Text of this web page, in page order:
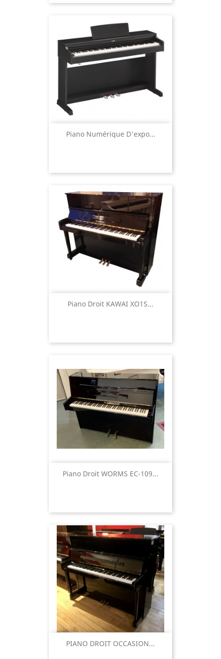
Piano Numérique D'expo...
Piano Droit KAWAI XO1S...
Piano Droit WORMS EC-109...
PIANO DROIT OCCASION...